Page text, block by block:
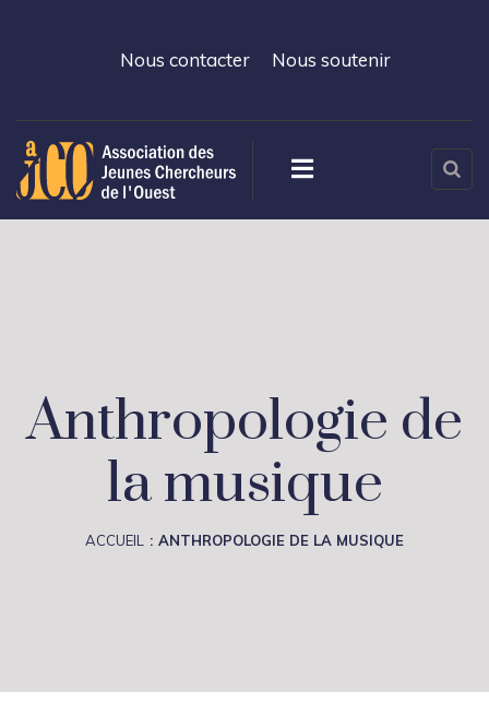
Nous contacter Nous soutenir
Anthropologie de
la musique
ACCUEIL ANTHROPOLOGIE DE LA MUSIQUE